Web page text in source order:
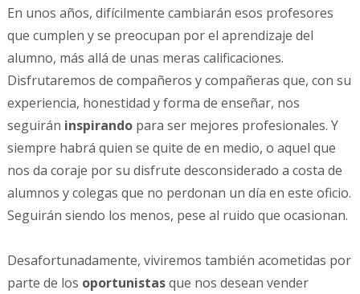
En unos años, difícilmente cambiarán esos profesores
que cumplen y se preocupan por el aprendizaje del
alumno, más allá de unas meras calificaciones.
Disfrutaremos de compañeros y compañeras que, con su
experiencia, honestidad y forma de enseñar, nos
seguirán inspirando para ser mejores profesionales. Y
siempre habrá quien se quite de en medio, o aquel que
nos da coraje por su disfrute desconsiderado a costa de
alumnos y colegas que no perdonan un día en este oficio.
Seguirán siendo los menos, pese al ruido que ocasionan.
Desafortunadamente, viviremos también acometidas por
parte de los oportunistasque nos desean vender